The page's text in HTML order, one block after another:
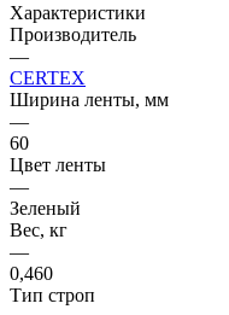
Характеристики
Производитель
—
CERTEX
Ширина ленты, мм
—
60
Цвет ленты
—
Зеленый
Вес, кг
—
0,460
Тип строп